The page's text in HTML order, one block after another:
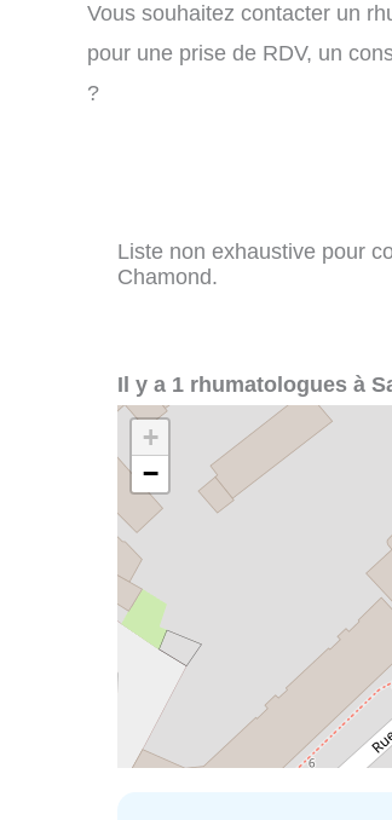
Vous souhaitez contacter un
pour une prise de RDV, un
?
Liste non exhaustive pour
Chamond.
Il y a 1 rhumatologues à
+
−